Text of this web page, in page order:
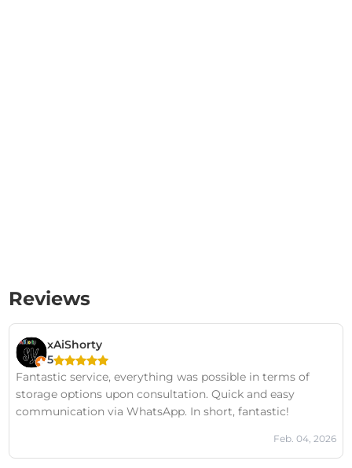
Reviews
xAiShorty
5
Fantastic service, everything was possible in terms of
storage options upon consultation. Quick and easy
communication via WhatsApp. In short, fantastic!
Feb. 04, 2026